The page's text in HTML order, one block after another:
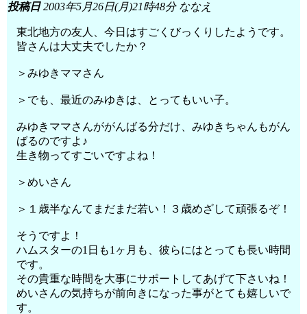
投稿日2003年5月26日(月)21時48分 ななえ
東北地方の友人、今日はすごくびっくりしたようです。
皆さんは大丈夫でしたか？
＞みゆきママさん
＞でも、最近のみゆきは、とってもいい子。
みゆきママさんががんばる分だけ、みゆきちゃんもがん
ばるのですよ♪
生き物ってすごいですよね！
＞めいさん
＞１歳半なんてまだまだ若い！３歳めざして頑張るぞ！
そうですよ！
ハムスターの1日も1ヶ月も、彼らにはとっても長い時間
です。
その貴重な時間を大事にサポートしてあげて下さいね！
めいさんの気持ちが前向きになった事がとても嬉しいで
す。